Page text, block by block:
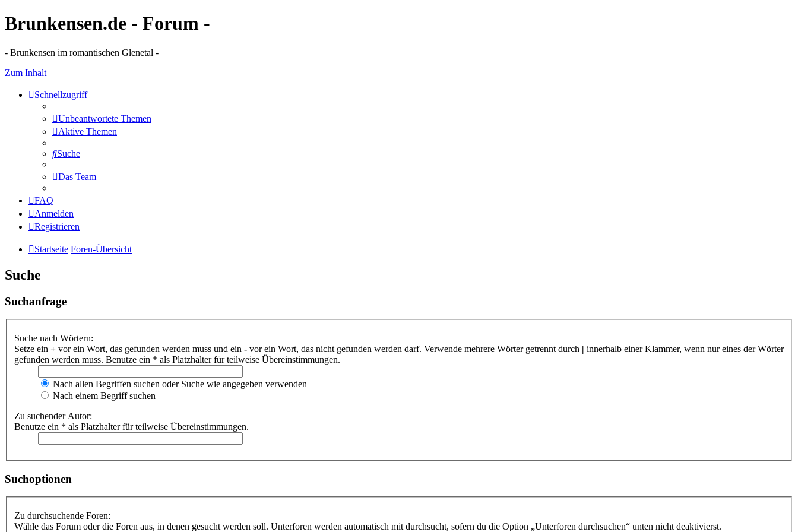
Brunkensen.de - Forum -
- Brunkensen im romantischen Glenetal -
Zum Inhalt
Schnellzugriff
Unbeantwortete Themen
Aktive Themen
Suche
Das Team
FAQ
Anmelden
Registrieren
Startseite Foren-Übersicht
Suche
Suchanfrage
Suche nach Wörtern:
Setze ein + vor ein Wort, das gefunden werden muss und ein - vor ein Wort, das nicht gefunden werden darf. Verwende mehrere Wörter getrennt durch | innerhalb einer Klammer, wenn nur eines der Wörter
gefunden werden muss. Benutze ein * als Platzhalter für teilweise Übereinstimmungen.
Nach allen Begriffen suchen oder Suche wie angegeben verwenden
Nach einem Begriff suchen
Zu suchender Autor:
Benutze ein * als Platzhalter für teilweise Übereinstimmungen.
Suchoptionen
Zu durchsuchende Foren:
Wähle das Forum oder die Foren aus, in denen gesucht werden soll. Unterforen werden automatisch mit durchsucht, sofern du die Option „Unterforen durchsuchen“ unten nicht deaktivierst.